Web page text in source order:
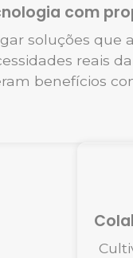
com
soluções que
reais
benefícios